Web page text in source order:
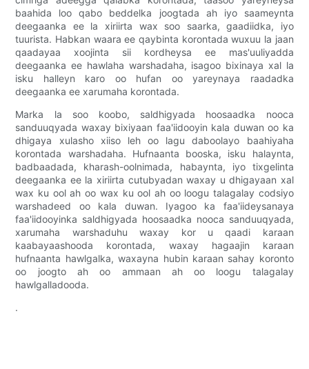
baahida loo qabo beddelka joogtada ah iyo saameynta
deegaanka ee la xiriirta wax soo saarka, gaadiidka, iyo
tuurista. Habkan waara ee qaybinta korontada wuxuu la jaan
qaadayaa xoojinta sii kordheysa ee mas'uuliyadda
deegaanka ee hawlaha warshadaha, isagoo bixinaya xal la
isku halleyn karo oo hufan oo yareynaya raadadka
deegaanka ee xarumaha korontada.
Marka la soo koobo, saldhigyada hoosaadka nooca
sanduuqyada waxay bixiyaan faa'iidooyin kala duwan oo ka
dhigaya xulasho xiiso leh oo lagu daboolayo baahiyaha
korontada warshadaha. Hufnaanta booska, isku halaynta,
badbaadada, kharash-oolnimada, habaynta, iyo tixgelinta
deegaanka ee la xiriirta cutubyadan waxay u dhigayaan xal
wax ku ool ah oo wax ku ool ah oo loogu talagalay codsiyo
warshadeed oo kala duwan. Iyagoo ka faa'iideysanaya
faa'iidooyinka saldhigyada hoosaadka nooca sanduuqyada,
xarumaha warshaduhu waxay kor u qaadi karaan
kaabayaashooda korontada, waxay hagaajin karaan
hufnaanta hawlgalka, waxayna hubin karaan sahay koronto
oo joogto ah oo ammaan ah oo loogu talagalay
hawlgalladooda.
.